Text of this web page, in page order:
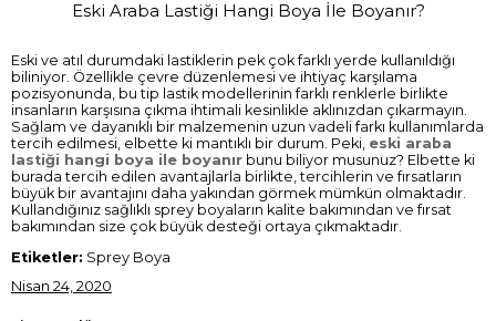
Eski Araba Lastiği Hangi Boya İle Boyanır?
Eski ve atıl durumdaki lastiklerin pek çok farklı yerde kullanıldığı
biliniyor. Özellikle çevre düzenlemesi ve ihtiyaç karşılama
pozisyonunda, bu tip lastik modellerinin farklı renklerle birlikte
insanların karşısına çıkma ihtimali kesinlikle aklınızdan çıkarmayın.
Sağlam ve dayanıklı bir malzemenin uzun vadeli farkı kullanımlarda
tercih edilmesi, elbette ki mantıklı bir durum. Peki, eski araba
lastiği hangi boya ile boyanır bunu biliyor musunuz? Elbette ki
burada tercih edilen avantajlarla birlikte, tercihlerin ve fırsatların
büyük bir avantajını daha yakından görmek mümkün olmaktadır.
Kullandığınız sağlıklı sprey boyaların kalite bakımından ve fırsat
bakımından size çok büyük desteği ortaya çıkmaktadır.
Etiketler: Sprey Boya
Nisan 24, 2020